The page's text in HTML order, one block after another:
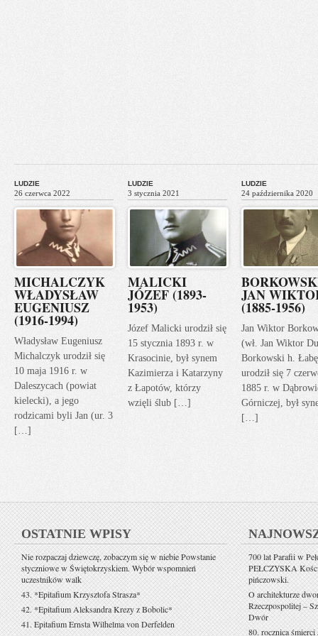
LUDZIE
26 czerwca 2022
MICHALCZYK
WŁADYSŁAW
EUGENIUSZ
(1916-1994)
Władysław Eugeniusz
Michalczyk urodził się
10 maja 1916 r. w
Daleszycach (powiat
kielecki), a jego
rodzicami byli Jan (ur. 3
[…]
LUDZIE
3 stycznia 2021
MALICKI
JÓZEF (1893-
1953)
Józef Malicki urodził się
15 stycznia 1893 r. w
Krasocinie, był synem
Kazimierza i Katarzyny
z Łapotów, którzy
wzięli ślub […]
LUDZIE
24 października 2020
JAN
(1885-1956)
Jan Wiktor
(wł. Jan Wiktor
Borkowski h.
urodził się 7
1885 r. w
Górniczej, był
[…]
OSTATNIE WPISY
Nie rozpaczaj dziewczę, zobaczym się w niebie Powstanie
styczniowe w Świętokrzyskiem. Wybór wspomnień
uczestników walk
43. *Epitafium Krzysztofa Strasza*
42. *Epitafium Aleksandra Krezy z Bobolic*
41. Epitafium Ernsta Wilhelma von Derfelden
700 lat Parafii w
PEŁCZYSKA
pińczowski.
O architekturze
Rzeczpospolitej –
Dwór
80. rocznica